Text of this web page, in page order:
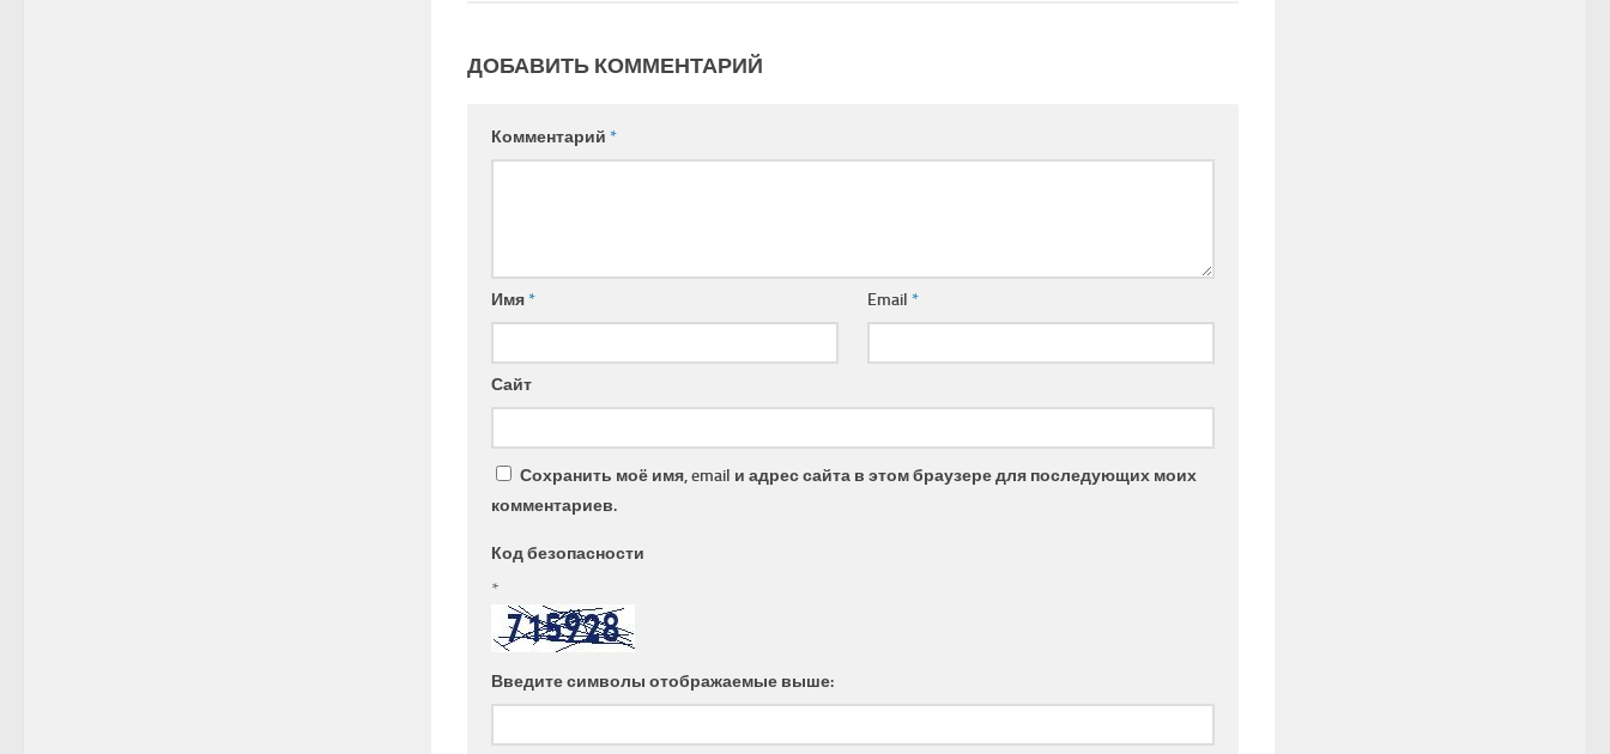
ДОБАВИТЬ КОММЕНТАРИЙ
Комментарий *
Имя* Email*
Сайт
Сохранить моё имя, email и адрес сайта в этом браузере для последующих моих
комментариев.
Код безопасности
*
Введите символы отображаемые выше: